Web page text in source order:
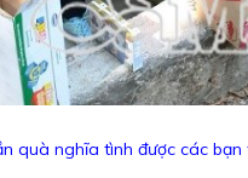
quà nghĩa tình được các